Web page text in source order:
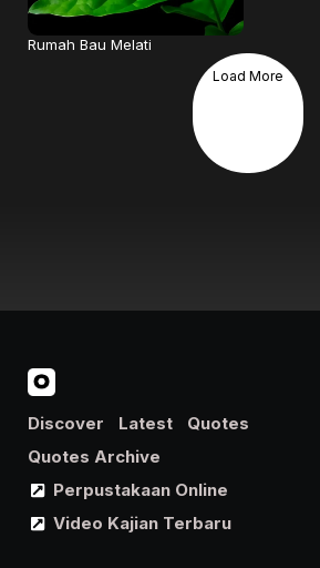
Rumah Bau Melati
Load More
Discover Latest
Quotes
Quotes Archive
Perpustakaan Online
Video Kajian Terbaru